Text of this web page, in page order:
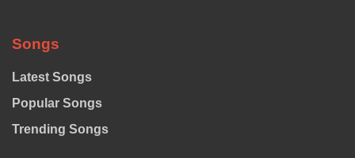
Songs
Latest Songs
Popular Songs
Trending Songs